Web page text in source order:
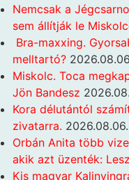
Nemcsak a
sem állítják le
Bra-maxxing.
melltartó?
Miskolc. Toca
Jön Bandesz
Kora délutántól
zivatarra. 2026.08.06.
Orbán Anita több
akik azt üzenték:
Kis magyar